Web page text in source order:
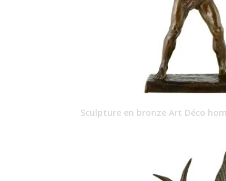
Sculpture en bronze Art Déco